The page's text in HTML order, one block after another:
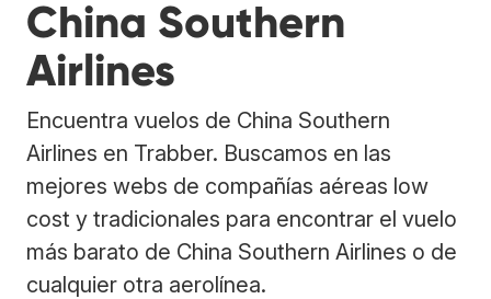
China Southern
Airlines
Encuentra vuelos de China Southern
Airlines en Trabber. Buscamos en las
mejores webs de compañías aéreas low
cost y tradicionales para encontrar el vuelo
más barato de China Southern Airlines o de
cualquier otra aerolínea.